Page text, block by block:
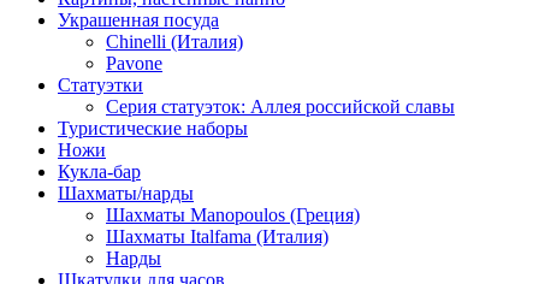
Украшенная посуда
Chinelli (Италия)
Pavone
Статуэтки
Серия статуэток: Аллея российской славы
Туристические наборы
Ножи
Кукла-бар
Шахматы/нарды
Шахматы Manopoulos (Греция)
Шахматы Italfama (Италия)
Нарды
Шкатулки для часов